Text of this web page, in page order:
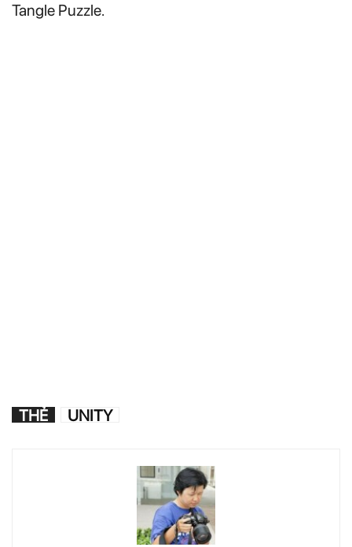
Tangle Puzzle.
THẺ UNITY